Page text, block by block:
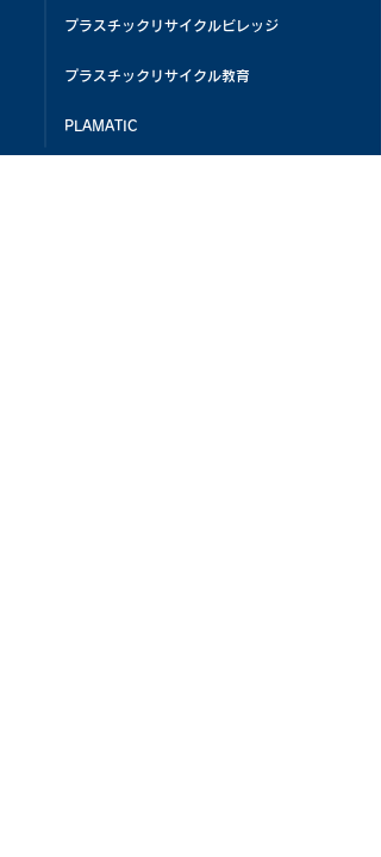
プラスチックリサイクルビレッジ
プラスチックリサイクル教育
PLAMATIC